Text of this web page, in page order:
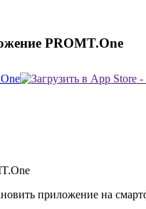
PROMT.One
приложение на